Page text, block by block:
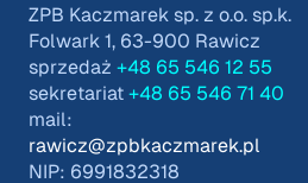
ZPB Kaczmarek sp. z o.o. sp.k.
Folwark 1, 63-900 Rawicz
sprzedaż +48 65 546 12 55
sekretariat +48 65 546 71 40
mail:
rawicz@zpbkaczmarek.pl
NIP: 6991832318